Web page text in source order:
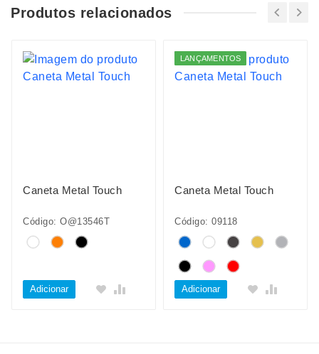
Produtos relacionados
Caneta Metal Touch
Código: O@13546T
Adicionar
LANÇAMENTOS
Caneta Metal Touch
Código: 09118
Adicionar